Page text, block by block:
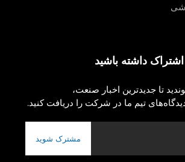
اشتراک داشته باشید
تا جدیدترین اخبار صنعت،
تیم ما در شرکت را دریافت کنید.
مشترک شوید